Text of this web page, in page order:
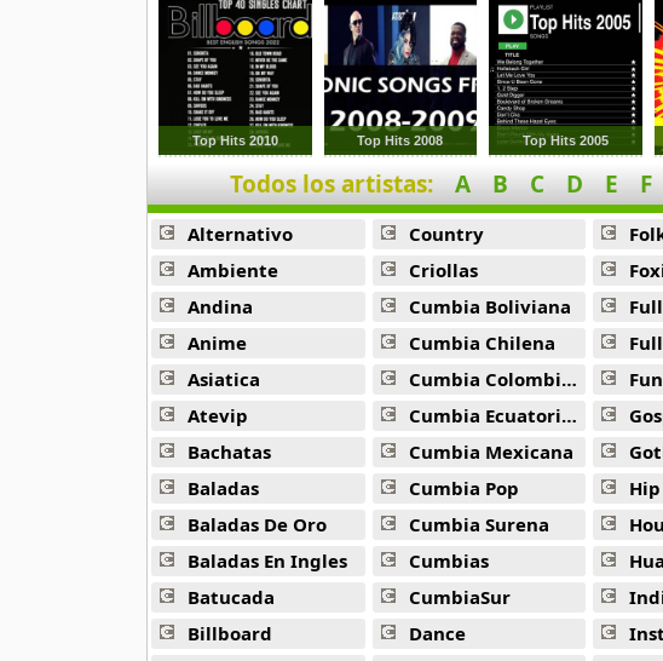
Camela
77 músicas online
Cho Em
6 músicas online
Condaucuoicung
6 músicas online
Cosmic Gate
38 músicas online
Dash Belin
15 músicas online
David Guetta
162 músicas online
Deadmau5
50 músicas online
Delirious
33 músicas online
Top Hits 2010 Top Hits 2008 Top Hits 2005
Todos los artistas: A B C D E F
Alternativo
Ambiente
Andina
Anime
Asiatica
Atevip
Bachatas
Baladas
Baladas De Oro
Baladas En Ingles
Batucada
Billboard
Country
Criollas
Cumbia Boliviana
Cumbia Chilena
Cumbia Colombiana
Cumbia Ecuatoriana
Cumbia Mexicana
Cumbia Pop
Cumbia Surena
Cumbias
CumbiaSur
Dance